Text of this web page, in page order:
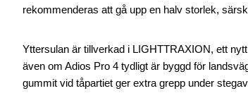
rekommenderas att gå upp en halv storlek,
Yttersulan är tillverkad i LIGHTTRAXION, ett
även om Adios Pro 4 tydligt är byggd för
gummit vid tåpartiet ger extra grepp under